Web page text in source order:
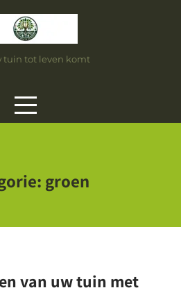
tuin tot leven komt
groen
van uw tuin met